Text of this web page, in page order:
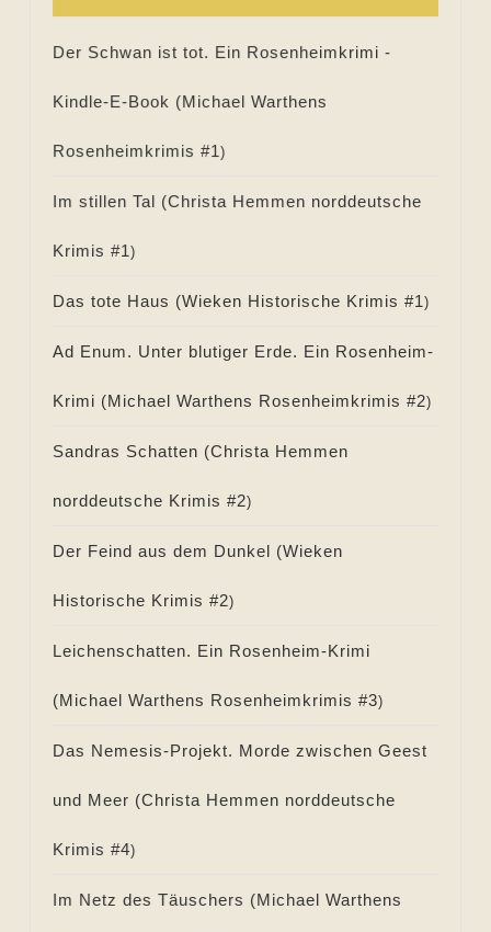
Der Schwan ist tot. Ein Rosenheimkrimi -
Kindle-E-Book (Michael Warthens
Rosenheimkrimis #1)
Im stillen Tal (Christa Hemmen norddeutsche
Krimis #1)
Das tote Haus (Wieken Historische Krimis #1)
Ad Enum. Unter blutiger Erde. Ein Rosenheim-
Krimi (Michael Warthens Rosenheimkrimis #2)
Sandras Schatten (Christa Hemmen
norddeutsche Krimis #2)
Der Feind aus dem Dunkel (Wieken
Historische Krimis #2)
Leichenschatten. Ein Rosenheim-Krimi
(Michael Warthens Rosenheimkrimis #3)
Das Nemesis-Projekt. Morde zwischen Geest
und Meer (Christa Hemmen norddeutsche
Krimis #4)
Im Netz des Täuschers (Michael Warthens